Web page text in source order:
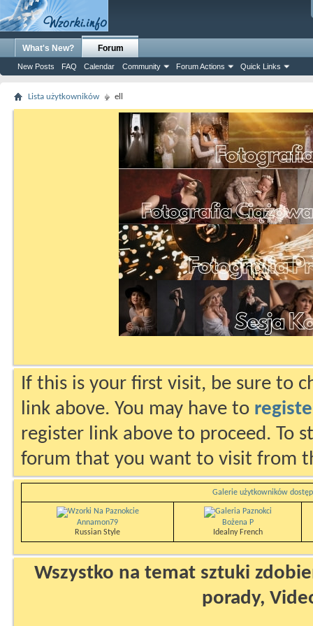
What's New? Forum
New Posts FAQ Calendar Community Forum Actions Quick Links
Lista użytkowników ell
If this is your first visit, be sure to
link above. You may have to
register link above to proceed. To
forum that you want to visit from
Galerie użytkowników
Annamon79
Russian Style
Bożena P
Idealny French
Wszystko na temat sztuki
porady,